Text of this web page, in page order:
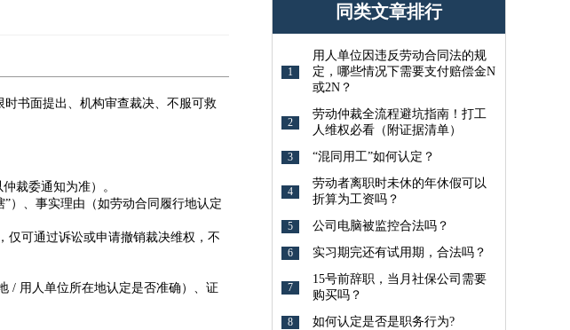
书面提出、机构审查裁决、不服可救
裁委通知为准）。
”）、事实理由（如劳动合同履行地认定
仅可通过诉讼或申请撤销裁决维权，不
/ 用人单位所在地认定是否准确）、证
同类文章排行
1
用人单位因违反劳动合同法的规
定，哪些情况下需要支付赔偿金N
或2N？
2
劳动仲裁全流程避坑指南！打工
人维权必看（附证据清单）
3 “混同用工”如何认定？
4
劳动者离职时未休的年休假可以
折算为工资吗？
5 公司电脑被监控合法吗？
6 实习期完还有试用期，合法吗？
7
15号前辞职，当月社保公司需要
购买吗？
8 如何认定是否是职务行为?